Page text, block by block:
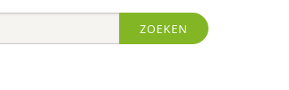
ZOEKEN